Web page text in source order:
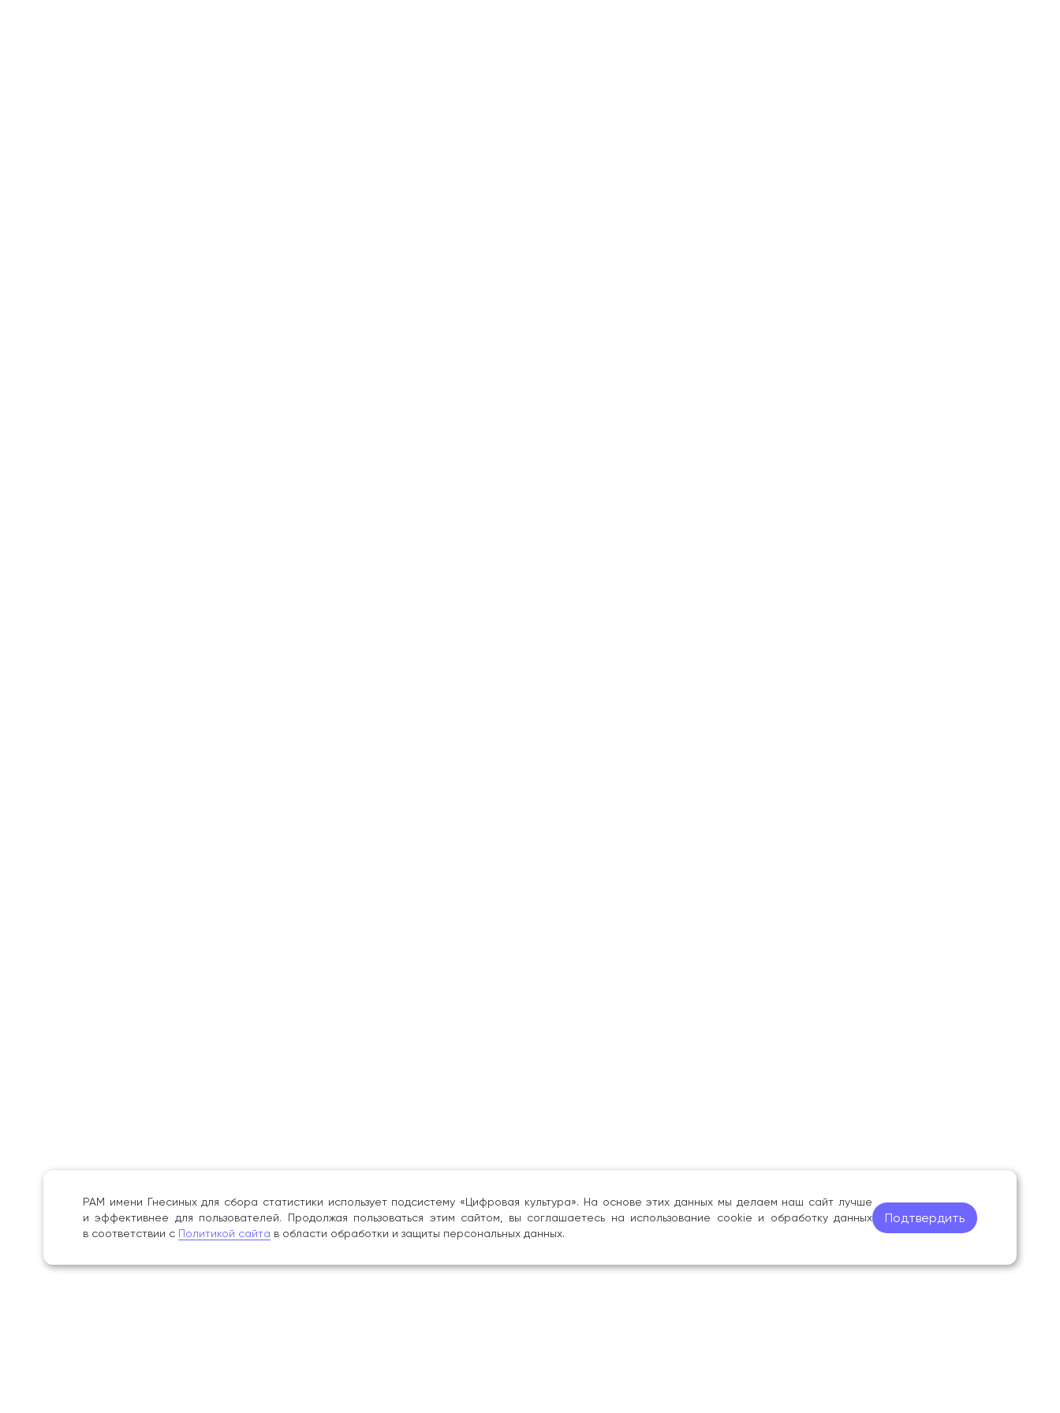
РАМ имени Гнесиных для сбора статистики использует подсистему «Цифровая культура». На основе этих данных мы делаем наш сайт лучше
и эффективнее для пользователей. Продолжая пользоваться этим сайтом, вы соглашаетесь на использование cookie и обработку данных
в соответствии с Политикой сайта в области обработки и защиты персональных данных.
Подтвердить